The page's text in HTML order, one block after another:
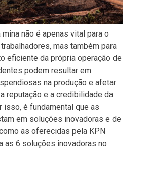
não é apenas vital para o
mas também para
eficiente da própria operação de
podem resultar em
na produção e afetar
reputação e a credibilidade da
isso, é fundamental que as
em soluções inovadoras e de
as oferecidas pela KPN
as 6 soluções inovadoras no